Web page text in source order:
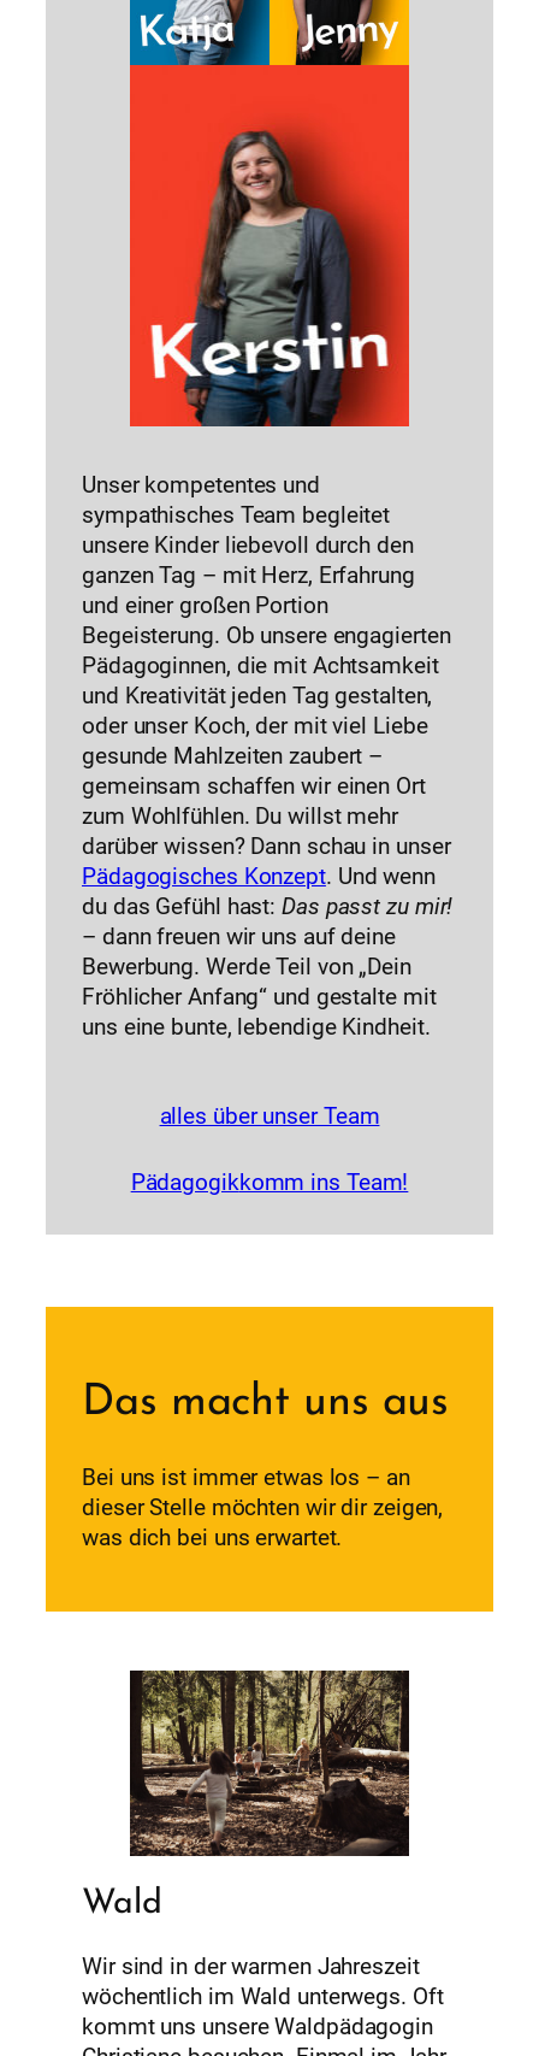
Unser kompetentes und
sympathisches Team begleitet
unsere Kinder liebevoll durch den
ganzen Tag – mit Herz, Erfahrung
und einer großen Portion
Begeisterung. Ob unsere engagierten
Pädagoginnen, die mit Achtsamkeit
und Kreativität jeden Tag gestalten,
oder unser Koch, der mit viel Liebe
gesunde Mahlzeiten zaubert –
gemeinsam schaffen wir einen Ort
zum Wohlfühlen. Du willst mehr
darüber wissen? Dann schau in unser
Pädagogisches Konzept. Und wenn
du das Gefühl hast: Das passt zu mir!
– dann freuen wir uns auf deine
Bewerbung. Werde Teil von „Dein
Fröhlicher Anfang“ und gestalte mit
uns eine bunte, lebendige Kindheit.
alles über unser Team
Pädagogikkomm ins Team!
Das macht uns aus
Bei uns ist immer etwas los – an
dieser Stelle möchten wir dir zeigen,
was dich bei uns erwartet.
Wald
Wir sind in der warmen Jahreszeit
wöchentlich im Wald unterwegs. Oft
kommt uns unsere Waldpädagogin